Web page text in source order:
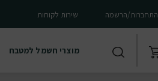
התחברות/הרשמה שירות לקוחות
מוצרי חשמל למטבח